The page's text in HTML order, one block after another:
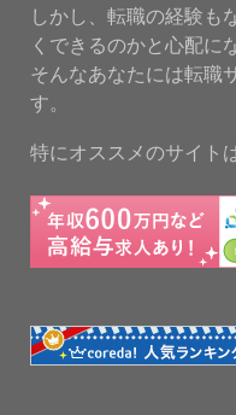
しかし、転職の経験も
くできるのかと心配に
そんなあなたには転職
す。
特にオススメのサイト